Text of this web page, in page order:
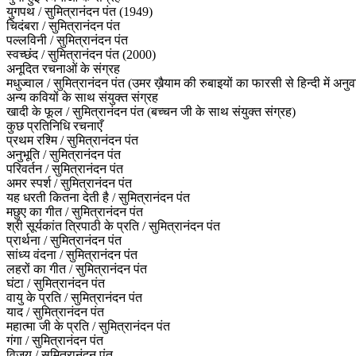
युगपथ / सुमित्रानंदन पंत (1949)
चिदंबरा / सुमित्रानंदन पंत
पल्लविनी / सुमित्रानंदन पंत
स्वच्छंद / सुमित्रानंदन पंत (2000)
अनूदित रचनाओं के संग्रह
मधुज्वाल / सुमित्रानंदन पंत (उमर ख़ैयाम की रुबाइयों का फारसी से हिन्दी में
अन्य कवियों के साथ संयुक्त संग्रह
खादी के फूल / सुमित्रानंदन पंत (बच्चन जी के साथ संयुक्त संग्रह)
कुछ प्रतिनिधि रचनाएँ
प्रथम रश्मि / सुमित्रानंदन पंत
अनुभूति / सुमित्रानंदन पंत
परिवर्तन / सुमित्रानंदन पंत
अमर स्पर्श / सुमित्रानंदन पंत
यह धरती कितना देती है / सुमित्रानंदन पंत
मछुए का गीत / सुमित्रानंदन पंत
श्री सूर्यकांत त्रिपाठी के प्रति / सुमित्रानंदन पंत
प्रार्थना / सुमित्रानंदन पंत
सांध्य वंदना / सुमित्रानंदन पंत
लहरों का गीत / सुमित्रानंदन पंत
घंटा / सुमित्रानंदन पंत
वायु के प्रति / सुमित्रानंदन पंत
याद / सुमित्रानंदन पंत
महात्मा जी के प्रति / सुमित्रानंदन पंत
गंगा / सुमित्रानंदन पंत